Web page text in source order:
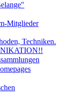
Mitglieder
Techniken.